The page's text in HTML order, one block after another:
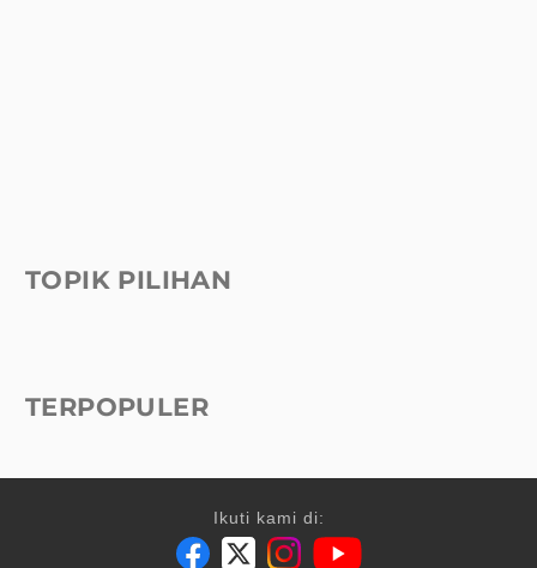
TOPIK PILIHAN
TERPOPULER
Ikuti kami di: